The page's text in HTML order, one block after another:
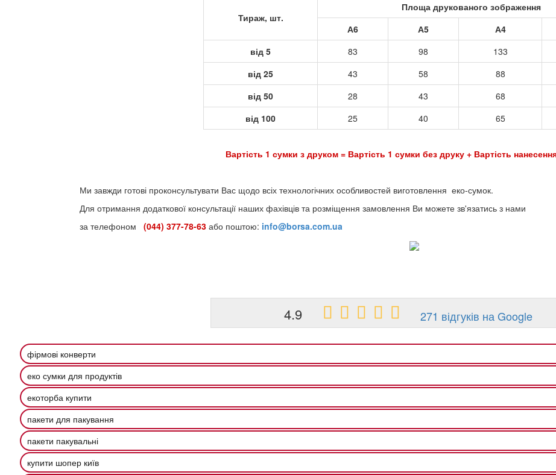
Тираж, шт.
Площа друкованого зображення
А6
А5 А4
від 5
83 98 133
від 25
43 58 88
від 50
28 43 68
від 100
25 40 65
Вартість 1 сумки з друком = Вартість 1 сумки без друку + Вартість
Ми завжди готові проконсультувати Вас щодо всіх технологічних особливостей виготовлення еко-сумок.
Для отримання додаткової консультації наших фахівців та розміщення замовлення Ви можете зв'язатись з нами
за телефоном (044) 377-78-63 або поштою: info@borsa.com.ua
4.9 271 відгуків на Google
фірмові конверти
еко сумки для продуктів
екоторба купити
пакети для пакування
пакети пакувальні
купити шопер київ